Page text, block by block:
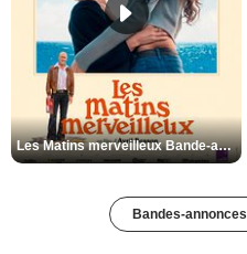
Les Matins merveilleux Bande-annonce VF
Bandes-